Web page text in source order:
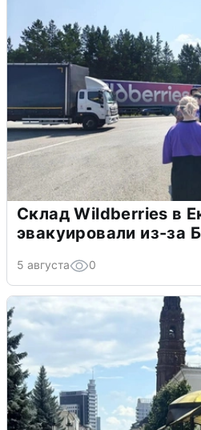
Склад Wildberries в
эвакуировали из-за
5 августа 0